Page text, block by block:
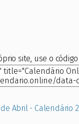
site, use o código
Abril - Calendário